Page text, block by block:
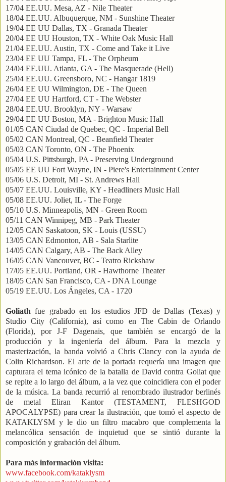
17/04 EE.UU. Mesa, AZ - Nile Theater
18/04 EE.UU. Albuquerque, NM - Sunshine Theater
19/04 EE UU Dallas, TX - Granada Theater
20/04 EE UU Houston, TX - White Oak Music Hall
21/04 EE.UU. Austin, TX - Come and Take it Live
23/04 EE UU Tampa, FL - The Orpheum
24/04 EE.UU. Atlanta, GA - The Masquerade (Hell)
25/04 EE.UU. Greensboro, NC - Hangar 1819
26/04 EE UU Wilmington, DE - The Queen
27/04 EE UU Hartford, CT - The Webster
28/04 EE.UU. Brooklyn, NY - Warsaw
29/04 EE UU Boston, MA - Brighton Music Hall
01/05 CAN Ciudad de Quebec, QC - Imperial Bell
05/02 CAN Montreal, QC - Beanfield Theater
05/03 CAN Toronto, ON - The Phoenix
05/04 U.S. Pittsburgh, PA - Preserving Underground
05/05 EE UU Fort Wayne, IN - Piere's Entertainment Center
05/06 U.S. Detroit, MI - St. Andrews Hall
05/07 EE.UU. Louisville, KY - Headliners Music Hall
05/08 EE.UU. Joliet, IL - The Forge
05/10 U.S. Minneapolis, MN - Green Room
05/11 CAN Winnipeg, MB - Park Theater
12/05 CAN Saskatoon, SK - Louis (USSU)
13/05 CAN Edmonton, AB - Sala Starlite
14/05 CAN Calgary, AB - The Back Alley
16/05 CAN Vancouver, BC - Teatro Rickshaw
17/05 EE.UU. Portland, OR - Hawthorne Theater
18/05 CAN San Francisco, CA - DNA Lounge
05/19 EE.UU. Los Ángeles, CA - 1720
Goliathfue grabado en los estudios JFD de Dallas (Texas) y
Studio City (California), así como en The Cabin de Orlando
(Florida), por J-F Dagenais, que también se encargó de la
producción y la ingeniería del álbum. Para la mezcla y
masterización, la banda volvió a Chris Clancy con la ayuda de
Colin Richardson. El arte de la portada requería una imagen que
capturara el tema icónico de la batalla de David contra Goliat que
se repite a lo largo del álbum, a la vez que coincidiera con el poder
de la música. La banda recurrió al renombrado ilustrador berlinés
de metal Eliran Kantor (TESTAMENT, FLESHGOD
APOCALYPSE) para crear la ilustración, que tomó el aspecto de
KATAKLYSM y le dio un filtro macabro que complementa la
melancólica sensación de inquietud que se sintió durante la
composición y grabación del álbum.
Para más información visita:
www.facebook.com/kataklysm